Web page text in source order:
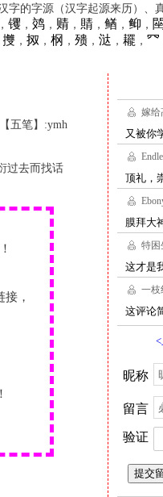
的字源（汉字起源来历）、
䦆， 䴔， 䞍， 䝼， 䲡 ， 䲟 ， 䦟
㩳， 㧐 ， 㭎 ， 㱮， 㳠 ， 䎱 ， ⺳
【五笔】:ymh
过去而找话
，
！